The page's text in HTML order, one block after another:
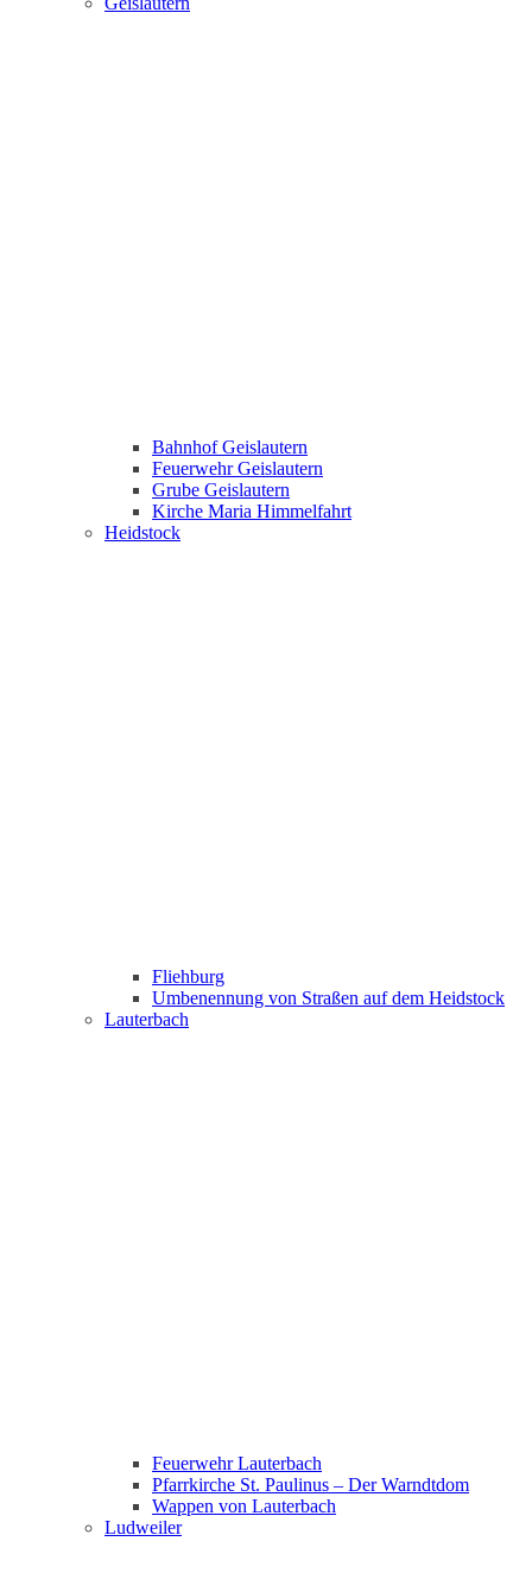
Bahnhof Geislautern
Feuerwehr Geislautern
Grube Geislautern
Kirche Maria Himmelfahrt
Heidstock
Fliehburg
Umbenennung von Straßen auf dem Heidstock
Lauterbach
Feuerwehr Lauterbach
Pfarrkirche St. Paulinus – Der Warndtdom
Wappen von Lauterbach
Ludweiler